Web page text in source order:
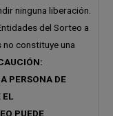
ninguna liberación.
del Sorteo a
no constituye una
PERSONA DE
EL
PUEDE